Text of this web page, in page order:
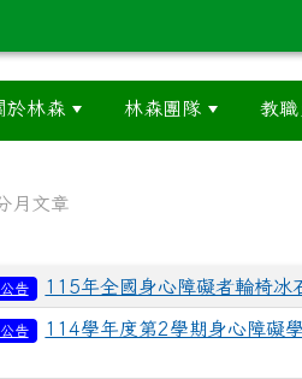
於林森 林森團隊 教職
月文章
公告 115年全國身心障礙者輪椅冰
公告 114學年度第2學期身心障礙